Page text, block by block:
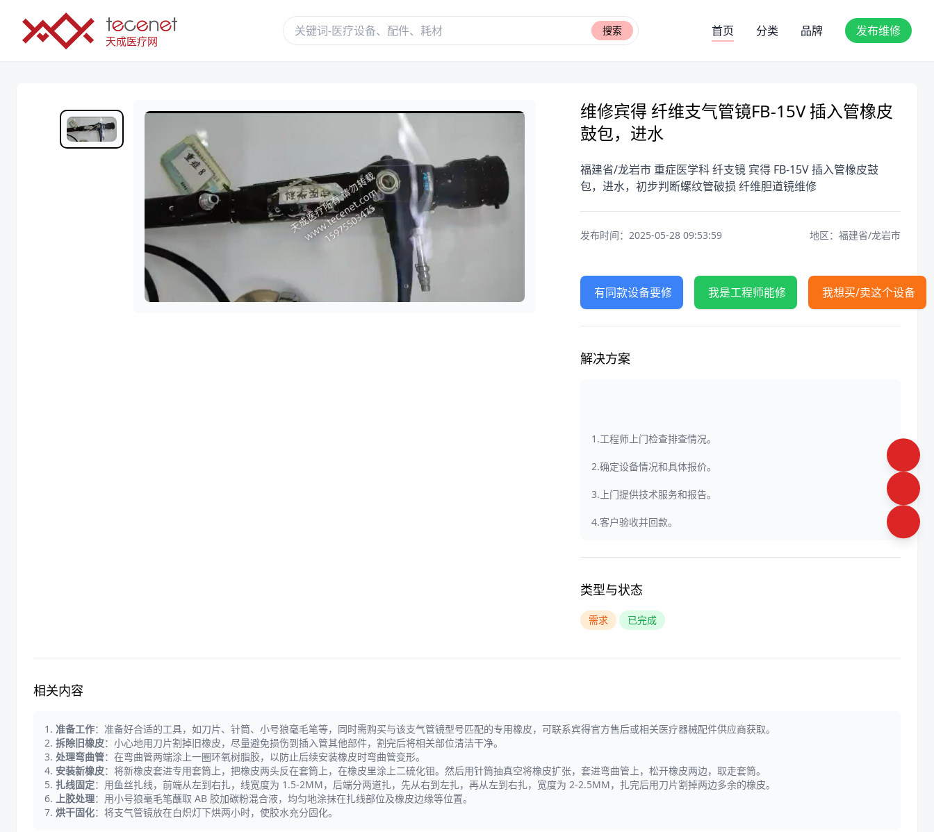
天成医疗网
搜索 首页 分类 品牌 发布维修
维修宾得 纤维支气管镜FB-15V 插入管橡皮
鼓包，进水
福建省/龙岩市 重症医学科 纤支镜 宾得 FB-15V 插入管橡皮鼓
包，进水，初步判断螺纹管破损 纤维胆道镜维修
发布时间：2025-05-28 09:53:59 地区：福建省/龙岩市
有同款设备要修 我是工程师能修 我想买/卖这个设备
解决方案
1.工程师上门检查排查情况。
2.确定设备情况和具体报价。
3.上门提供技术服务和报告。
4.客户验收并回款。
类型与状态
需求 已完成
相关内容
1. 准备工作：准备好合适的工具，如刀片、针筒、小号狼毫毛笔等，同时需购买与该支气管镜型号匹配的专用橡皮，可联系宾得官方售后或相关医疗器械配件供应商获取。
2. 拆除旧橡皮：小心地用刀片割掉旧橡皮，尽量避免损伤到插入管其他部件，割完后将相关部位清洁干净。
3. 处理弯曲管：在弯曲管两端涂上一圈环氧树脂胶，以防止后续安装橡皮时弯曲管变形。
4. 安装新橡皮：将新橡皮套进专用套筒上，把橡皮两头反在套筒上，在橡皮里涂上二硫化钼。然后用针筒抽真空将橡皮扩张，套进弯曲管上，松开橡皮两边，取走套筒。
5. 扎线固定：用鱼丝扎线，前端从左到右扎，线宽度为 1.5-2MM，后端分两道扎，先从右到左扎，再从左到右扎，宽度为 2-2.5MM，扎完后用刀片割掉两边多余的橡皮。
6. 上胶处理：用小号狼毫毛笔蘸取 AB 胶加碳粉混合液，均匀地涂抹在扎线部位及橡皮边缘等位置。
7. 烘干固化：将支气管镜放在白炽灯下烘两小时，使胶水充分固化。